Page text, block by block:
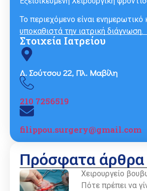
Το περιεχόμενο είναι ενημερωτικό
υποκαθιστά την ιατρική διάγνωση.
Στοιχεία Ιατρείου
Δ. Σούτσου 22, Πλ. Μαβίλη
210 7256519
filippou.surgery@gmail.com
Πρόσφατα άρθρα
Χειρουργείο
Πότε πρέπει να